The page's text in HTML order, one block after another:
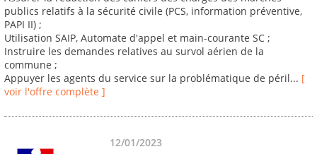
publics relatifs à la sécurité civile (PCS, information préventive,
PAPI II) ;
Utilisation SAIP, Automate d'appel et main-courante SC ;
Instruire les demandes relatives au survol aérien de la
commune ;
Appuyer les agents du service sur la problématique de péril... [
voir l'offre complète ]
12/01/2023